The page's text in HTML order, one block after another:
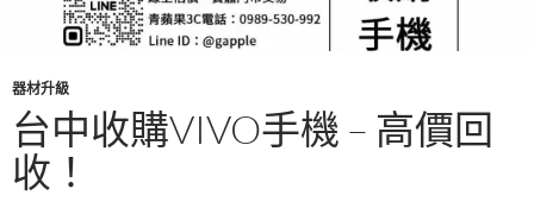
器材升級
台中收購VIVO手機 – 高價回
收！